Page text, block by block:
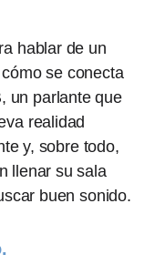
hablar de un
se conecta
un parlante que
realidad
y, sobre todo,
llenar su sala
buen sonido.